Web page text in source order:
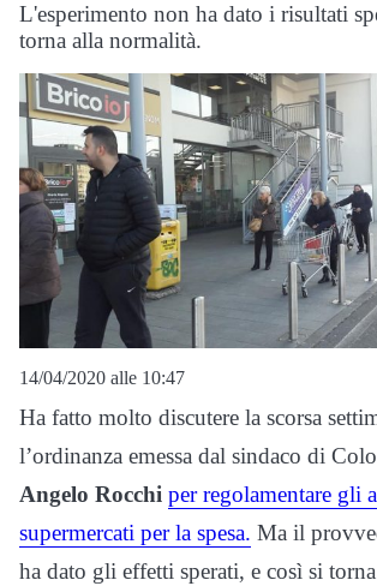
L'esperimento non ha dato i risultati
torna alla normalità.
14/04/2020 alle 10:47
Ha fatto molto discutere la scorsa
l’ordinanza emessa dal sindaco di
Angelo Rocchi per regolamentare gli
supermercati per la spesa. Ma il
ha dato gli effetti sperati, e così si